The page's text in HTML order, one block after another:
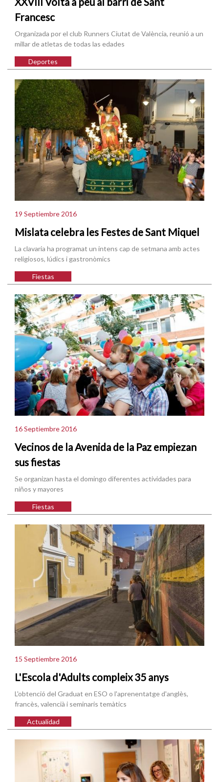
Francesc
Organizada por el club Runners Ciutat de València, reunió a un
millar de atletas de todas las edades
Deportes
19 Septiembre 2016
Mislata celebra les Festes de Sant Miquel
La clavaria ha programat un intens cap de setmana amb actes
religiosos, lúdics i gastronòmics
Fiestas
16 Septiembre 2016
Vecinos de la Avenida de la Paz empiezan
sus fiestas
Se organizan hasta el domingo diferentes actividades para
niños y mayores
Fiestas
15 Septiembre 2016
L'Escola d'Adults compleix 35 anys
L'obtenció del Graduat en ESO o l'aprenentatge d'anglès,
francès, valencià i seminaris temàtics
Actualidad